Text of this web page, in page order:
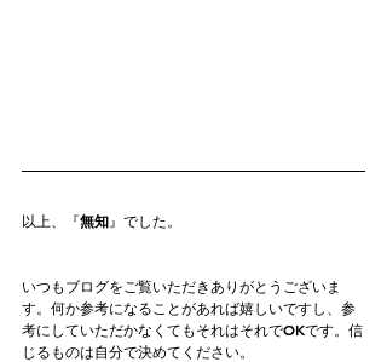
以上、『無知』でした。
いつもブログをご覧いただきありがとうございま
す。何か参考になることがあれば嬉しいですし、参
考にしていただかなくてもそれはそれでOKです。信
じるものは自分で決めてください。